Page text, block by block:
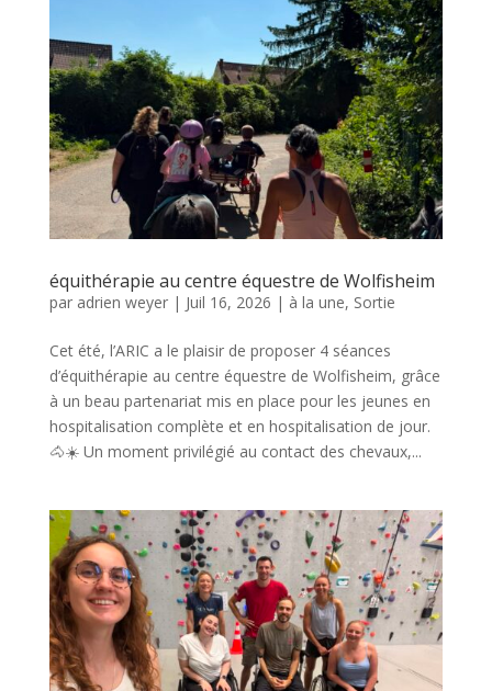
équithérapie au centre équestre de Wolfisheim
par adrien weyer| Juil 16, 2026 | à la une, Sortie
Cet été, l’ARIC a le plaisir de proposer 4 séances
d’équithérapie au centre équestre de Wolfisheim, grâce
à un beau partenariat mis en place pour les jeunes en
hospitalisation complète et en hospitalisation de jour.
🐴☀️ Un moment privilégié au contact des chevaux,...